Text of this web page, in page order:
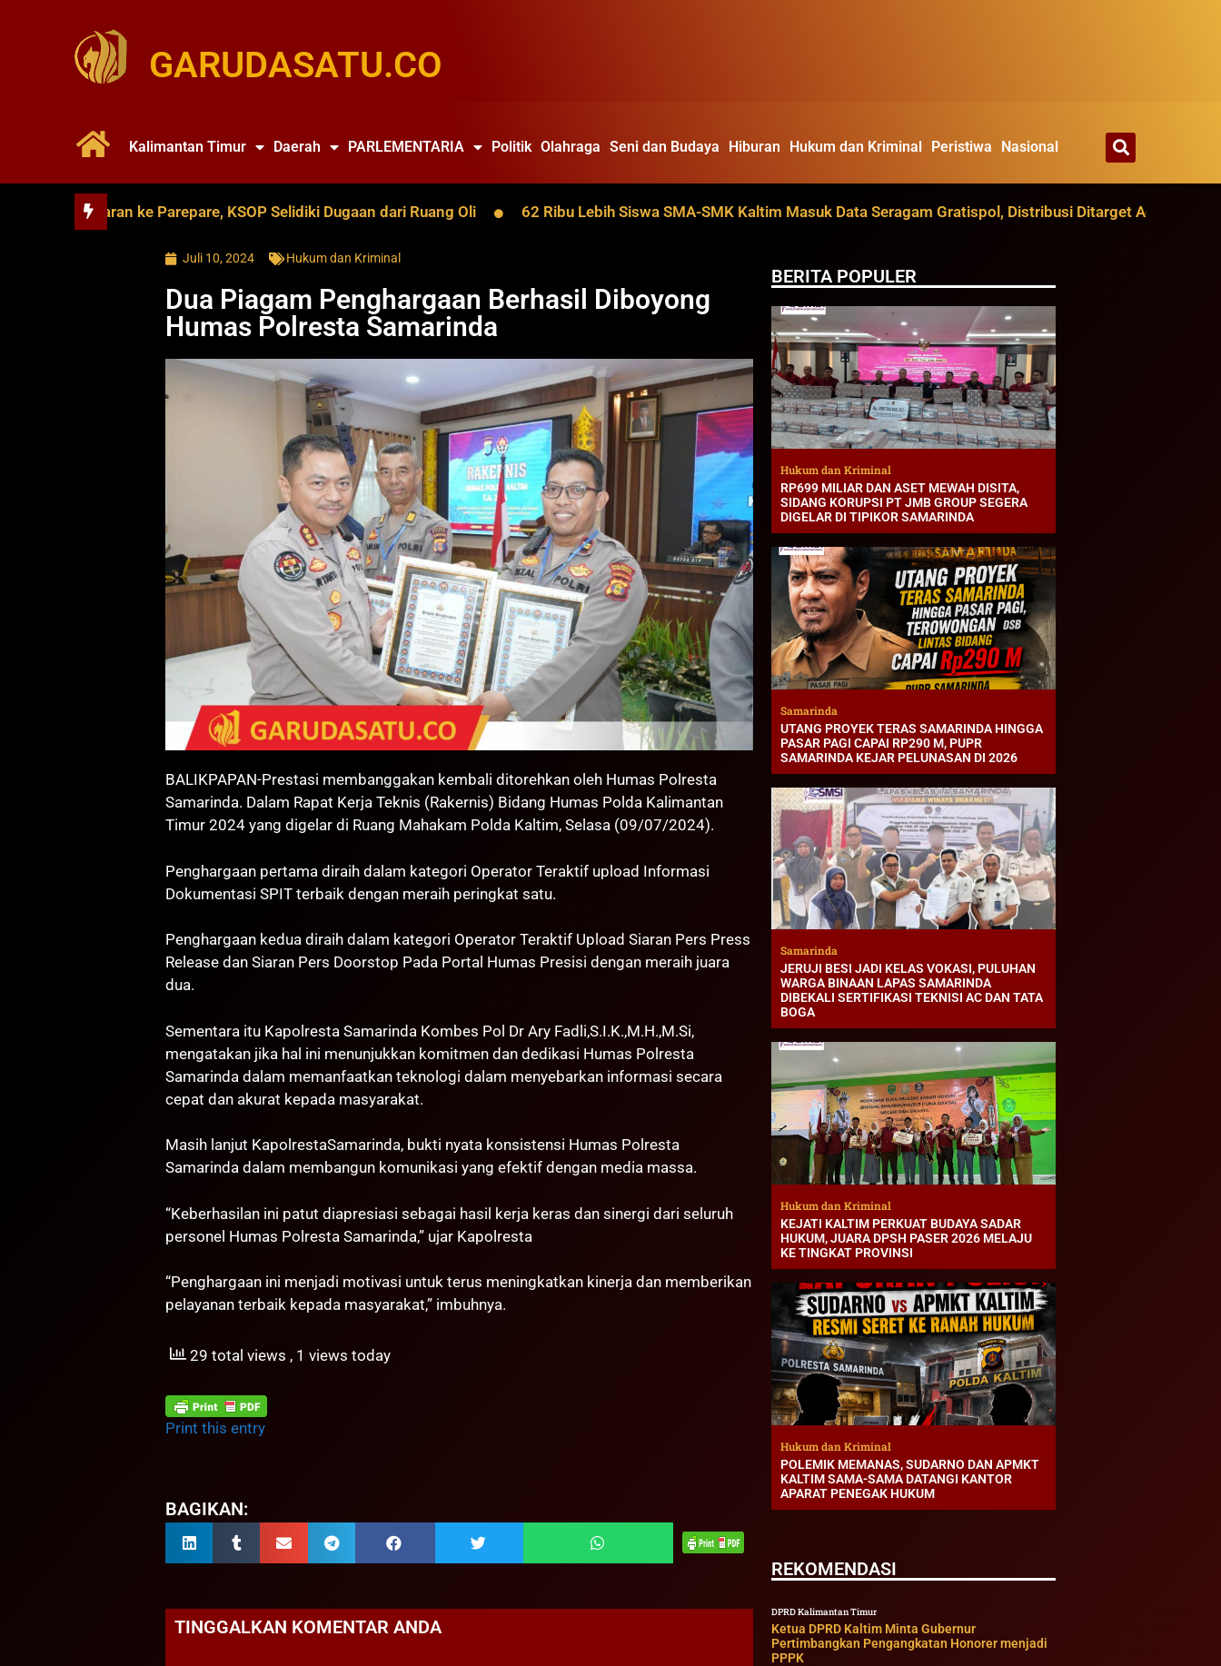
GARUDASATU.CO
Kalimantan Timur Daerah PARLEMENTARIA Politik Olahraga Seni dan Budaya Hiburan Hukum dan Kriminal Peristiwa Nasional
Pelayaran ke Parepare, KSOP Selidiki Dugaan dari Ruang Oli 62 Ribu Lebih Siswa SMA-SMK Kaltim Masuk Data Seragam Gratispol, Distribusi Ditarget Agustus
Juli 10, 2024 Hukum dan Kriminal
Dua Piagam Penghargaan Berhasil Diboyong
Humas Polresta Samarinda
BALIKPAPAN-Prestasi membanggakan kembali ditorehkan oleh Humas Polresta
Samarinda. Dalam Rapat Kerja Teknis (Rakernis) Bidang Humas Polda Kalimantan
Timur 2024 yang digelar di Ruang Mahakam Polda Kaltim, Selasa (09/07/2024).
Penghargaan pertama diraih dalam kategori Operator Teraktif upload Informasi
Dokumentasi SPIT terbaik dengan meraih peringkat satu.
Penghargaan kedua diraih dalam kategori Operator Teraktif Upload Siaran Pers Press
Release dan Siaran Pers Doorstop Pada Portal Humas Presisi dengan meraih juara
dua.
Sementara itu Kapolresta Samarinda Kombes Pol Dr Ary Fadli,S.I.K.,M.H.,M.Si,
mengatakan jika hal ini menunjukkan komitmen dan dedikasi Humas Polresta
Samarinda dalam memanfaatkan teknologi dalam menyebarkan informasi secara
cepat dan akurat kepada masyarakat.
Masih lanjut KapolrestaSamarinda, bukti nyata konsistensi Humas Polresta
Samarinda dalam membangun komunikasi yang efektif dengan media massa.
“Keberhasilan ini patut diapresiasi sebagai hasil kerja keras dan sinergi dari seluruh
personel Humas Polresta Samarinda,” ujar Kapolresta
“Penghargaan ini menjadi motivasi untuk terus meningkatkan kinerja dan memberikan
pelayanan terbaik kepada masyarakat,” imbuhnya.
29 total views , 1 views today
Print this entry
BAGIKAN:
TINGGALKAN KOMENTAR ANDA
BERITA POPULER
Hukum dan Kriminal
RP699 MILIAR DAN ASET MEWAH DISITA,
SIDANG KORUPSI PT JMB GROUP SEGERA
DIGELAR DI TIPIKOR SAMARINDA
Samarinda
UTANG PROYEK TERAS SAMARINDA HINGGA
PASAR PAGI CAPAI RP290 M, PUPR
SAMARINDA KEJAR PELUNASAN DI 2026
Samarinda
JERUJI BESI JADI KELAS VOKASI, PULUHAN
WARGA BINAAN LAPAS SAMARINDA
DIBEKALI SERTIFIKASI TEKNISI AC DAN TATA
BOGA
Hukum dan Kriminal
KEJATI KALTIM PERKUAT BUDAYA SADAR
HUKUM, JUARA DPSH PASER 2026 MELAJU
KE TINGKAT PROVINSI
Hukum dan Kriminal
POLEMIK MEMANAS, SUDARNO DAN APMKT
KALTIM SAMA-SAMA DATANGI KANTOR
APARAT PENEGAK HUKUM
REKOMENDASI
DPRD Kalimantan Timur
Ketua DPRD Kaltim Minta Gubernur
Pertimbangkan Pengangkatan Honorer menjadi
PPPK